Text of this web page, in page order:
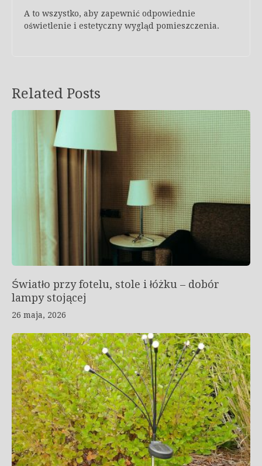
A to wszystko, aby zapewnić odpowiednie
oświetlenie i estetyczny wygląd pomieszczenia.
Related Posts
Światło przy fotelu, stole i łóżku – dobór
lampy stojącej
26 maja, 2026